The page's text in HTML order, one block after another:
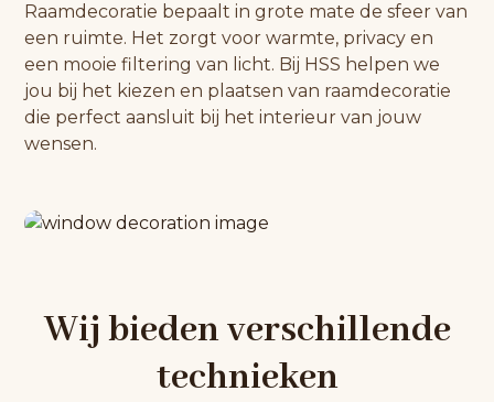
Raamdecoratie bepaalt in grote mate de sfeer van
een ruimte. Het zorgt voor warmte, privacy en
een mooie filtering van licht. Bij HSS helpen we
jou bij het kiezen en plaatsen van raamdecoratie
die perfect aansluit bij het interieur van jouw
wensen.
Wij bieden verschillende
technieken